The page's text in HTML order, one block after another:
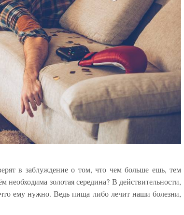
в заблуждение о том, что чем больше ешь, тем
золотая середина? В действительности,
ему нужно. Ведь пища либо лечит наши болезни,